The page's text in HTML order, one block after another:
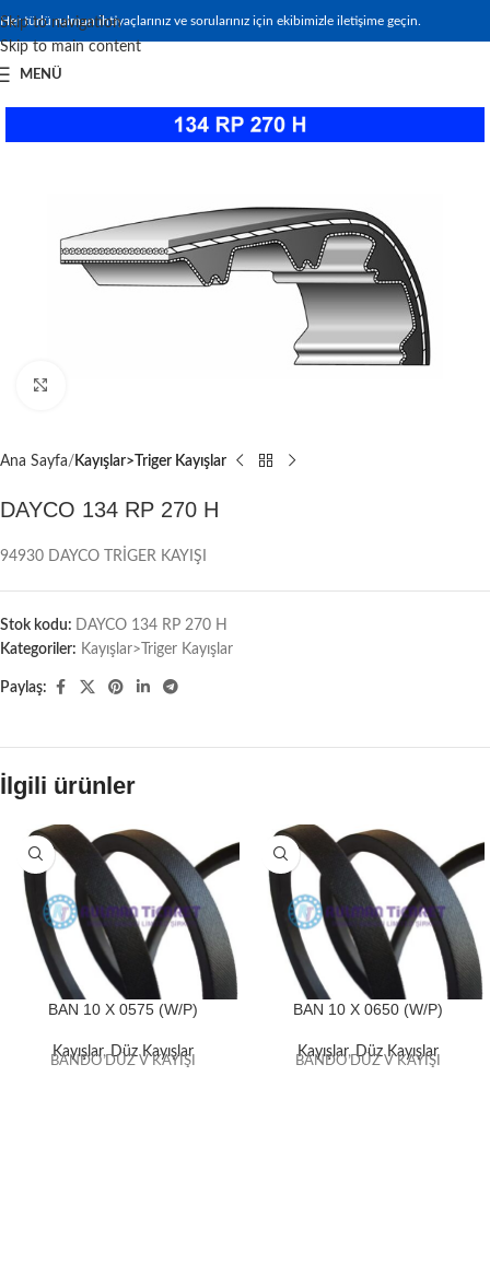
Skip to navigation
Skip to main content
Her türlü rulman ihtiyaçlarınız ve sorularınız için ekibimizle iletişime geçin.
MENÜ
Ana Sayfa Kayışlar>Triger Kayışlar
DAYCO 134 RP 270 H
94930 DAYCO TRİGER KAYIŞI
Stok kodu: DAYCO 134 RP 270 H
Kategoriler: Kayışlar>Triger Kayışlar
Paylaş:
İlgili ürünler
BAN 10 X 0575 (W/P)
Kayışlar,Düz Kayışlar
BANDO DÜZ V KAYIŞI
BAN 10 X 0650 (W/P)
Kayışlar,Düz Kayışlar
BANDO DÜZ V KAYIŞI